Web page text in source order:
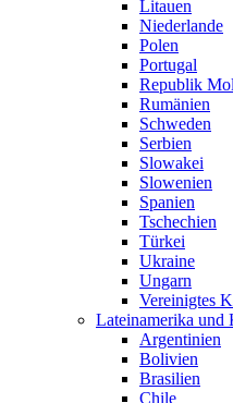
Litauen
Niederlande
Polen
Portugal
Republik
Rumänien
Schweden
Serbien
Slowakei
Slowenien
Spanien
Tschechien
Türkei
Ukraine
Ungarn
Vereinigtes
Lateinamerika und
Argentinien
Bolivien
Brasilien
Chile